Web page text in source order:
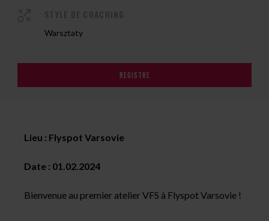
Warsztaty
REGISTRE
Lieu : Flyspot Varsovie
Date : 01.02.2024
Bienvenue au premier atelier VFS à Flyspot Varsovie !